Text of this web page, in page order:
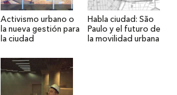
Activismo urbano o
la nueva gestión para
la ciudad
Habla ciudad: São
Paulo y el futuro de
la movilidad urbana